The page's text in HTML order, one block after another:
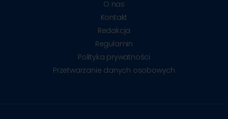
O nas
Kontakt
Redakcja
Regulamin
Polityka prywatności
Przetwarzanie danych osobowych